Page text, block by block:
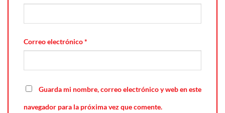
Correo electrónico*
Guarda mi nombre, correo electrónico y web en este
navegador para la próxima vez que comente.